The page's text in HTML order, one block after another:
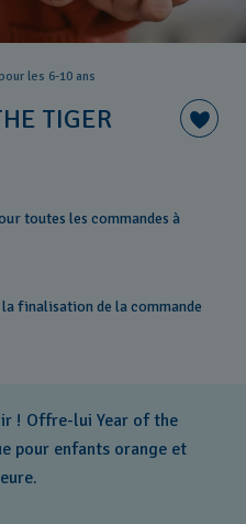
les 6-10 ans
TIGER
toutes les commandes à
finalisation de la commande
! Offre-lui Year of the
pour enfants orange et